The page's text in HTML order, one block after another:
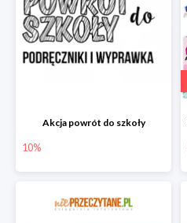
Akcja powrót do szkoły
10%